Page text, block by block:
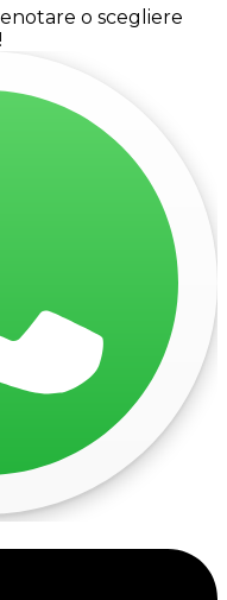
o scegliere